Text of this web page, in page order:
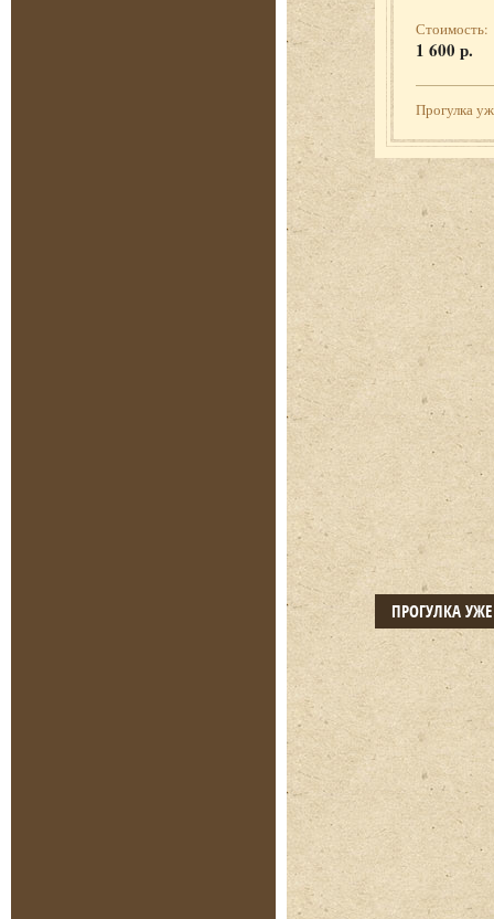
Стоимость:
1 600 р.
Прогулка
ПРОГУЛКА